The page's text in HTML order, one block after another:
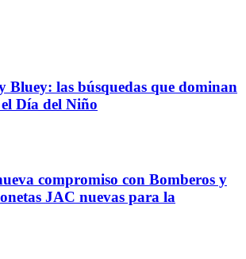
Bluey: las búsquedas que dominan
Día del Niño
compromiso con Bomberos y
JAC nuevas para la